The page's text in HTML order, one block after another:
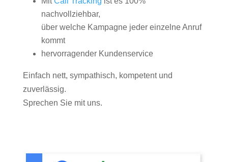
nachvollziehbar,
über welche Kampagne jeder einzelne Anruf
kommt
hervorragender Kundenservice
Einfach nett, sympathisch, kompetent und
zuverlässig.
Sprechen Sie mit uns.